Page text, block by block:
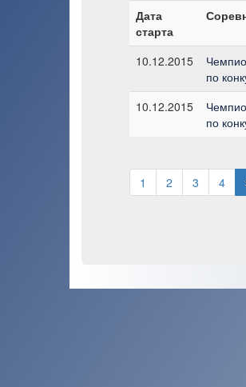
Дата
старта
10.12.2015
по
10.12.2015
по
1 2 3 4